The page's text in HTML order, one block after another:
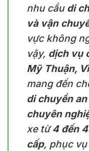
nhu cầu di
và vận
vực không
vậy, dịch vụ
Mỹ Thuận,
mang đến
di chuyển
chuyên
xe từ4 đến
cấp, phục